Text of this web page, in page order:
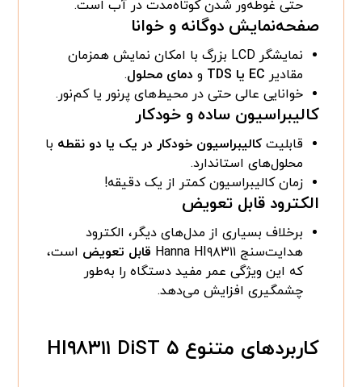
حتی غوطه‌ور شدن کوتاه‌مدت در آب است.
صفحه‌نمایش دوگانه و خوانا
نمایشگر LCD بزرگ با امکان نمایش همزمان
مقادیر EC یا TDS و دمای محلول.
خوانایی عالی حتی در محیط‌های پرنور یا کم‌نور.
کالیبراسیون ساده و خودکار
قابلیتکالیبراسیون خودکار در یک یا دو نقطه با
محلول‌های استاندارد.
زمان کالیبراسیون کمتر از یک دقیقه!
الکترود قابل تعویض
برخلاف بسیاری از مدل‌های دیگر، الکترود
هدایت‌سنج Hanna HI۹۸۳۱۱
قابل تعویض است،
که این ویژگی عمر مفید دستگاه را به‌طور
چشمگیری افزایش می‌دهد.
کاربردهای متنوع HI۹۸۳۱۱ DiST ۵